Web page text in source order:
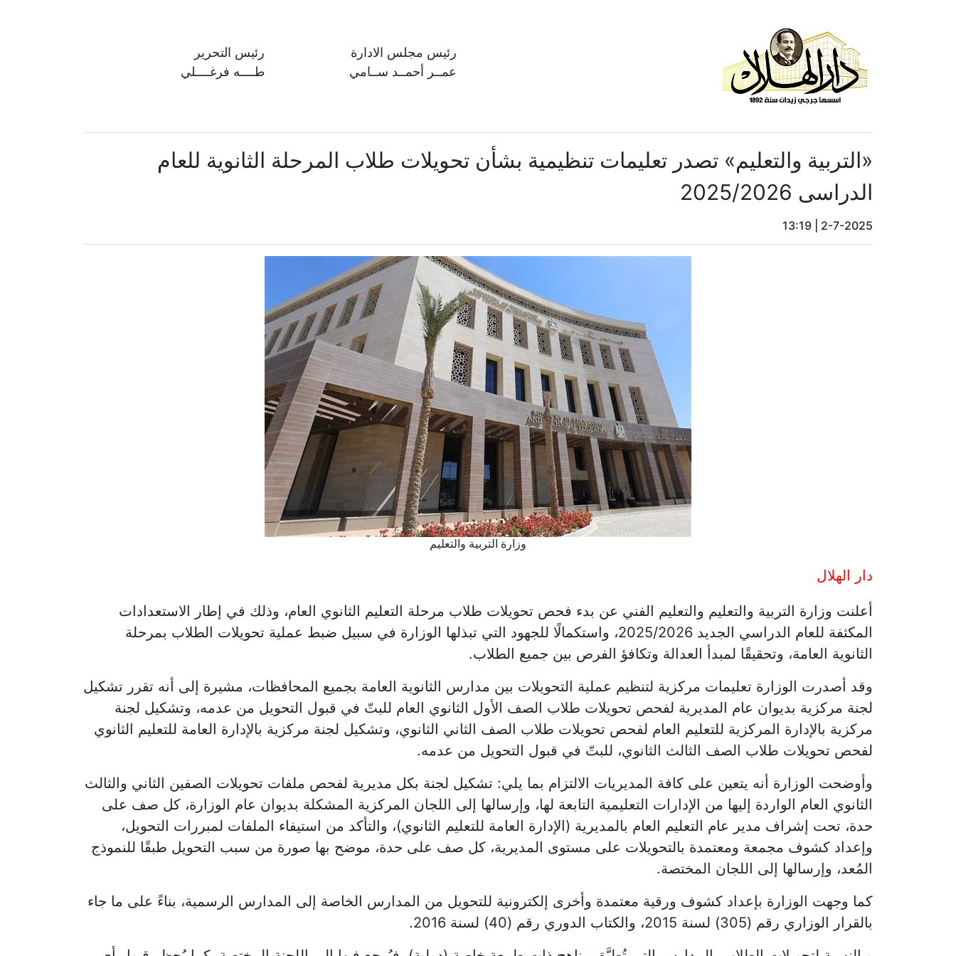
رئيس مجلس الادارة
عمــر أحمــد ســامي
رئيس التحرير
طــــه فرغــــلي
«التربية والتعليم» تصدر تعليمات تنظيمية بشأن تحويلات طلاب المرحلة الثانوية للعام
الدراسى 2025/2026
2-7-2025
13:19
وزارة التربية والتعليم
دار الهلال
أعلنت وزارة التربية والتعليم والتعليم الفني عن بدء فحص تحويلات طلاب مرحلة التعليم الثانوي العام، وذلك في إطار الاستعدادات
المكثفة للعام الدراسي الجديد 2025/2026، واستكمالًا للجهود التي تبذلها الوزارة في سبيل ضبط عملية تحويلات الطلاب بمرحلة
الثانوية العامة، وتحقيقًا لمبدأ العدالة وتكافؤ الفرص بين جميع الطلاب.
وقد أصدرت الوزارة تعليمات مركزية لتنظيم عملية التحويلات بين مدارس الثانوية العامة بجميع المحافظات، مشيرة إلى أنه تقرر تشكيل
لجنة مركزية بديوان عام المديرية لفحص تحويلات طلاب الصف الأول الثانوي العام للبتّ في قبول التحويل من عدمه، وتشكيل لجنة
مركزية بالإدارة المركزية للتعليم العام لفحص تحويلات طلاب الصف الثاني الثانوي، وتشكيل لجنة مركزية بالإدارة العامة للتعليم الثانوي
لفحص تحويلات طلاب الصف الثالث الثانوي، للبتّ في قبول التحويل من عدمه.
وأوضحت الوزارة أنه يتعين على كافة المديريات الالتزام بما يلي: تشكيل لجنة بكل مديرية لفحص ملفات تحويلات الصفين الثاني والثالث
الثانوي العام الواردة إليها من الإدارات التعليمية التابعة لها، وإرسالها إلى اللجان المركزية المشكلة بديوان عام الوزارة، كل صف على
حدة، تحت إشراف مدير عام التعليم العام بالمديرية (الإدارة العامة للتعليم الثانوي)، والتأكد من استيفاء الملفات لمبررات التحويل،
وإعداد كشوف مجمعة ومعتمدة بالتحويلات على مستوى المديرية، كل صف على حدة، موضح بها صورة من سبب التحويل طبقًا للنموذج
المُعد، وإرسالها إلى اللجان المختصة.
كما وجهت الوزارة بإعداد كشوف ورقية معتمدة وأخرى إلكترونية للتحويل من المدارس الخاصة إلى المدارس الرسمية، بناءً على ما جاء
بالقرار الوزاري رقم (305) لسنة 2015، والكتاب الدوري رقم (40) لسنة 2016.